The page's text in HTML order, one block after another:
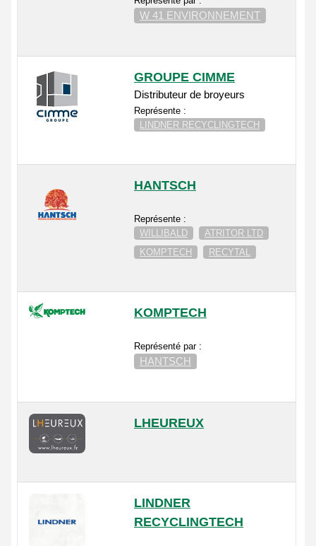
W 41 ENVIRONNEMENT
GROUPE CIMME
Distributeur de broyeurs
Représente :
LINDNER RECYCLINGTECH
HANTSCH
Représente :
WILLIBALD
ATRITOR LTD
KOMPTECH
RECYTAL
KOMPTECH
Représenté par :
HANTSCH
LHEUREUX
LINDNER
RECYCLINGTECH